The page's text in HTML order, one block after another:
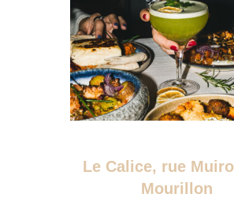
Le Calice, rue
Mourillon